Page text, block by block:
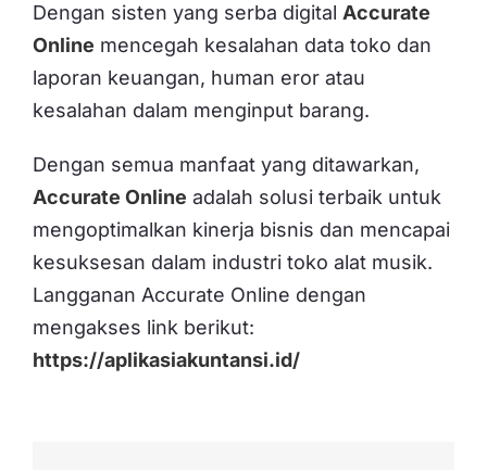
Dengan sisten yang serba digital Accurate
Online mencegah kesalahan data toko dan
laporan keuangan, human eror atau
kesalahan dalam menginput barang.
Dengan semua manfaat yang ditawarkan,
Accurate Online adalah solusi terbaik untuk
mengoptimalkan kinerja bisnis dan mencapai
kesuksesan dalam industri toko alat musik.
Langganan Accurate Online dengan
mengakses link berikut:
https://aplikasiakuntansi.id/